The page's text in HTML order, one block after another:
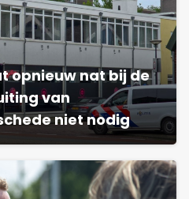
opnieuw nat bij de
van
niet nodig